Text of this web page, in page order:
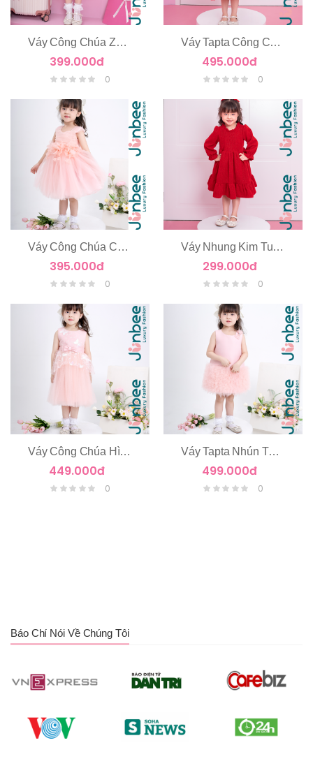
Váy Công Chúa Zen Hoa Nổi Tay Cánh Tiên
399.000đ
0
Váy Tapta Công Chúa 2 Tầng
495.000đ
0
Váy Công Chúa Chùm Hoa Eo
395.000đ
0
Váy Nhung Kim Tuyến Dài Tay
299.000đ
0
Váy Công Chúa Hình Cánh Bướm
449.000đ
0
Váy Tapta Nhún Tùng Tầng Voan
499.000đ
0
Báo Chí Nói Về Chúng Tôi